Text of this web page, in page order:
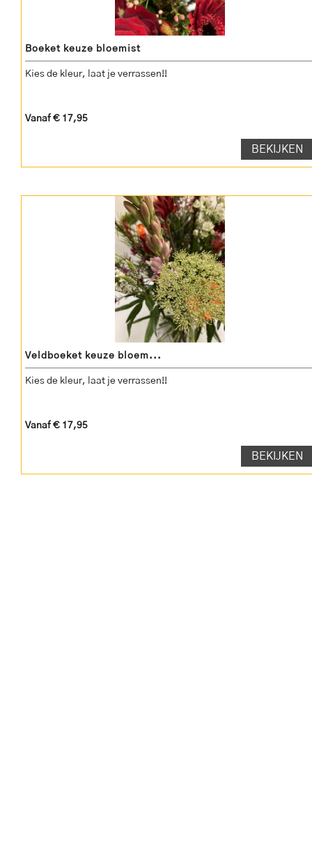
Boeket keuze bloemist
Kies de kleur, laat je verrassen!!
Vanaf € 17,95
BEKIJKEN
Veldboeket keuze bloem...
Kies de kleur, laat je verrassen!!
Vanaf € 17,95
BEKIJKEN